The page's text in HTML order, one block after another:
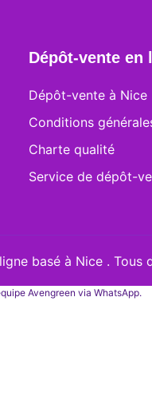
Dépôt-vente en
Dépôt-vente à Nice
Conditions
Charte qualité
Service de dépôt-
basé à Nice . Tous
Avengreen via WhatsApp.